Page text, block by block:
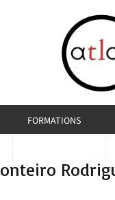
FORMATIONS